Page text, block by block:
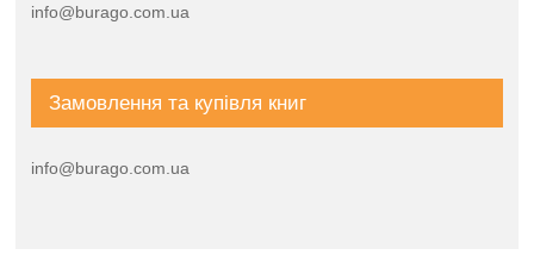
info@burago.com.ua
Замовлення та купівля книг
info@burago.com.ua